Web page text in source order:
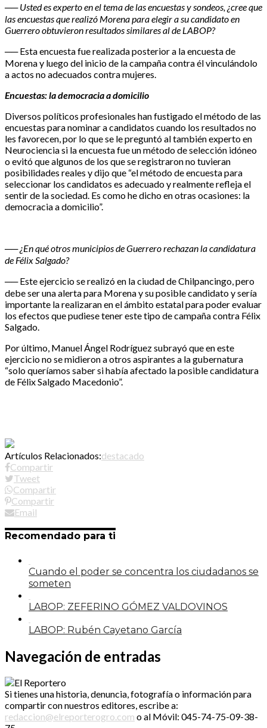
── Usted es experto en el tema de las encuestas y sondeos, ¿cree que
las encuestas que realizó Morena para elegir a su candidato en
Guerrero obtuvieron resultados similares al de LABOP?
── Esta encuesta fue realizada posterior a la encuesta de
Morena y luego del inicio de la campaña contra él vinculándolo
a actos no adecuados contra mujeres.
Encuestas: la democracia a domicilio
Diversos políticos profesionales han fustigado el método de las
encuestas para nominar a candidatos cuando los resultados no
les favorecen, por lo que se le preguntó al también experto en
Neurociencia si la encuesta fue un método de selección idóneo
o evitó que algunos de los que se registraron no tuvieran
posibilidades reales y dijo que “el método de encuesta para
seleccionar los candidatos es adecuado y realmente refleja el
sentir de la sociedad. Es como he dicho en otras ocasiones: la
democracia a domicilio”.
── ¿En qué otros municipios de Guerrero rechazan la candidatura
de Félix Salgado?
── Este ejercicio se realizó en la ciudad de Chilpancingo, pero
debe ser una alerta para Morena y su posible candidato y sería
importante la realizaran en el ámbito estatal para poder evaluar
los efectos que pudiese tener este tipo de campaña contra Félix
Salgado.
Por último, Manuel Ángel Rodríguez subrayó que en este
ejercicio no se midieron a otros aspirantes a la gubernatura
“solo queríamos saber si había afectado la posible candidatura
de Félix Salgado Macedonio”.
Artículos Relacionados:destacado
Compartir
Tweet
Compartir
Compartir
Email
Recomendado para ti
Cuando el poder se concentra los ciudadanos se
someten
LABOP: ZEFERINO GÓMEZ VALDOVINOS
LABOP: Rubén Cayetano García
Navegación de entradas
Si tienes una historia, denuncia, fotografía o información para
compartir con nuestros editores, escribe a:
redaccion@elreporterogro.com o al Móvil: 045-74-75-09-38-